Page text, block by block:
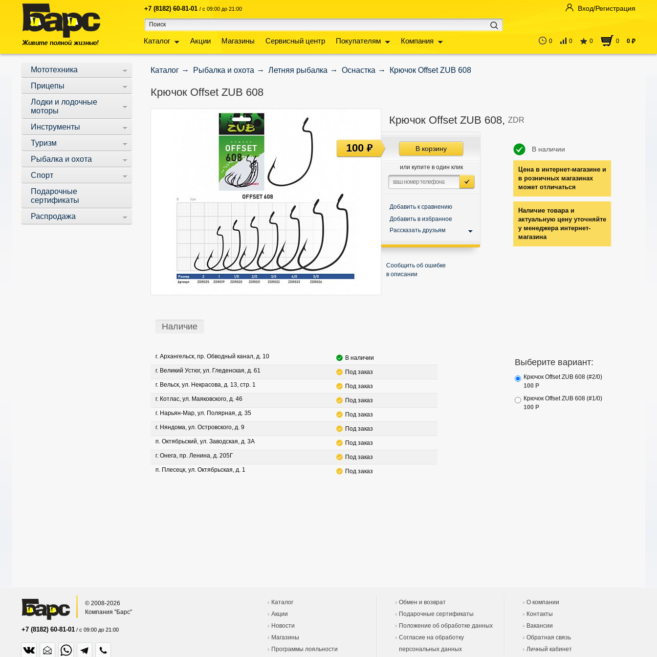
+7 (8182) 60-81-01 / с 09:00 до 21:00
Каталог Акции Магазины Сервисный центр Покупателям Компания
Вход/Регистрация
0 0 0 0 0 руб
Мототехника
Прицепы
Лодки и лодочные
моторы
Инструменты
Туризм
Рыбалка и охота
Спорт
Подарочные
сертификаты
Распродажа
Каталог Рыбалка и охота Летняя рыбалка Оснастка Крючок Offset ZUB 608
Крючок Offset ZUB 608
Крючок Offset ZUB 608, ZDR
В наличии
Цена в интернет-магазине и
в розничных магазинах
может отличаться
Наличие товара и
актуальную цену уточняйте
у менеджера интернет-
магазина
В корзину
или купите в один клик
Добавить к сравнению
Добавить в избранное
Рассказать друзьям
Сообщить об ошибке
в описании
100руб
Выберите вариант:
Крючок Offset ZUB 608 (#2/0)
100 Р
Крючок Offset ZUB 608 (#1/0)
100 Р
Наличие
г. Архангельск, пр. Обводный канал, д. 10
В наличии
г. Великий Устюг, ул. Гледенская, д. 61
Под заказ
г. Вельск, ул. Некрасова, д. 13, стр. 1
Под заказ
г. Котлас, ул. Маяковского, д. 46
Под заказ
г. Нарьян-Мар, ул. Полярная, д. 35
Под заказ
г. Няндома, ул. Островского, д. 9
Под заказ
п. Октябрьский, ул. Заводская, д. 3А
Под заказ
г. Онега, пр. Ленина, д. 205Г
Под заказ
п. Плесецк, ул. Октябрьская, д. 1
Под заказ
© 2008-2026
Компания "Барс"
+7 (8182) 60-81-01 / с 09:00 до 21:00
Каталог
Акции
Новости
Магазины
Программы лояльности
Обмен и возврат
Подарочные сертификаты
Положение об обработке данных
Согласие на обработку
персональных данных
О компании
Контакты
Вакансии
Обратная связь
Личный кабинет